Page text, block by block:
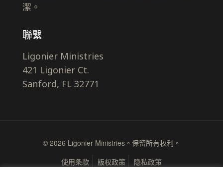
潔。
聯繫
Ligonier Ministries
421 Ligonier Ct.
Sanford, FL 32771
© 2026 Ligonier Ministries。保留所有权利。
使用条款
版权政策 隐私政策